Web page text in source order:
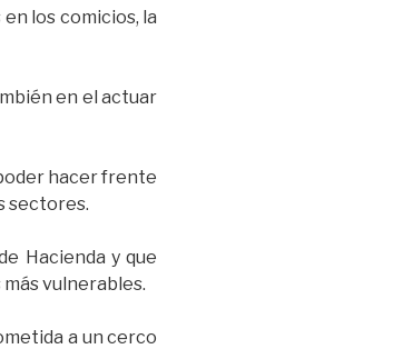
los comicios, la
en el actuar
hacer frente
sectores.
Hacienda y que
vulnerables.
a un cerco